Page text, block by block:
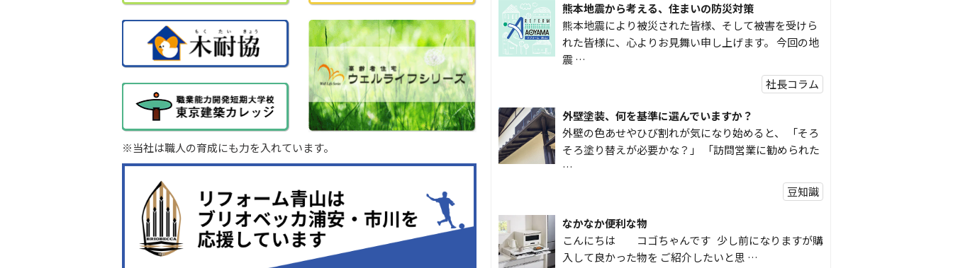
※当社は職人の育成にも力を入れています。
熊本地震から考える、住まいの防災対策
熊本地震により被災された皆様、そして被害を受けら
れた皆様に、心よりお見舞い申し上げます。 今回の地
震 …
社長コラム
外壁塗装、何を基準に選んでいますか？
外壁の色あせやひび割れが気になり始めると、 「そろ
そろ塗り替えが必要かな？」 「訪問営業に勧められた
…
豆知識
なかなか便利な物
こんにちは コゴちゃんです 少し前になりますが購
入して良かった物を ご紹介したいと思 …